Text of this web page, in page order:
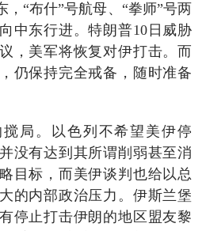
“布什”号航母、“拳师”号两
中东行进。特朗普10日威胁
，美军将恢复对伊打击。而
仍保持完全戒备，随时准备
局。以色列不希望美伊停
没有达到其所谓削弱甚至消
目标，而美伊谈判也给以总
的内部政治压力。伊斯兰堡
停止打击伊朗的地区盟友黎